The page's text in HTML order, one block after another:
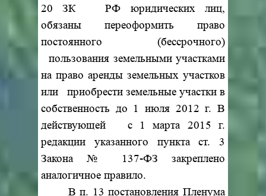
20 ЗК РФ юридических лиц,
обязаны переоформить право
постоянного (бессрочного)
пользования земельными участками
на право аренды земельных участков
или приобрести земельные участки в
собственность до 1 июля 2012 г. В
действующей с 1 марта 2015 г.
редакции указанного пункта ст. 3
Закона № 137-ФЗ закреплено
аналогичное правило.
В п. 13 постановления Пленума